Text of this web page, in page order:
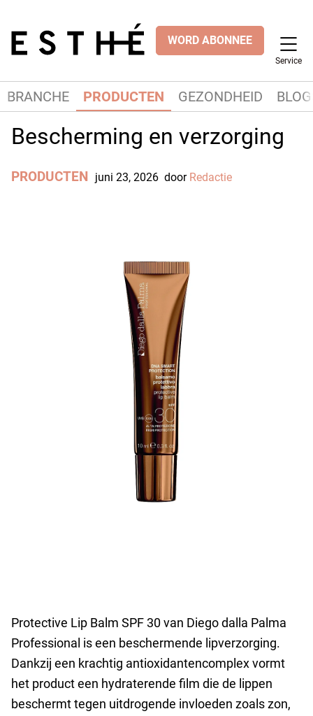
WORD ABONNEE
Service
BRANCHE PRODUCTEN GEZONDHEID
Bescherming en verzorging
PRODUCTEN juni 23, 2026 door Redactie
Protective Lip Balm SPF 30 van Diego dalla Palma
Professional is een beschermende lipverzorging.
Dankzij een krachtig antioxidantencomplex vormt
het product een hydraterende film die de lippen
beschermt tegen uitdrogende invloeden zoals zon,